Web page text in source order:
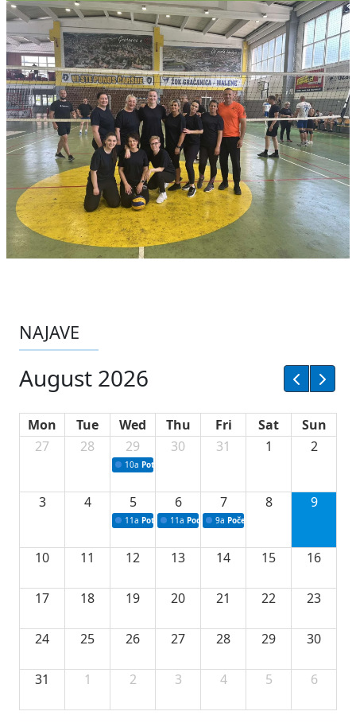
NAJAVE
August 2026
Mon Tue Wed Thu Fri Sat
Sun
27
28 29
10a Potpisivanje ugovora sa neprofitnim
30 31 1 2
3 4 5
11a Potpisivanje ugovora o stipendijama za
6
11a Podrška razvoju vodne infrastrukture u
7
9a Početak izgradnje nove
8 9
10 11 12 13 14 15 16
17 18 19 20 21 22 23
24 25 26 27 28 29 30
31 1 2 3 4 5 6